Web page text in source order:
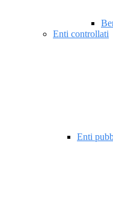
Enti controllati
Enti